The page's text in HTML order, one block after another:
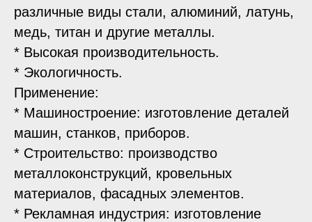
различные виды стали, алюминий, латунь,
медь, титан и другие металлы.
* Высокая производительность.
* Экологичность.
Применение:
* Машиностроение: изготовление деталей
машин, станков, приборов.
* Строительство: производство
металлоконструкций, кровельных
материалов, фасадных элементов.
* Рекламная индустрия: изготовление